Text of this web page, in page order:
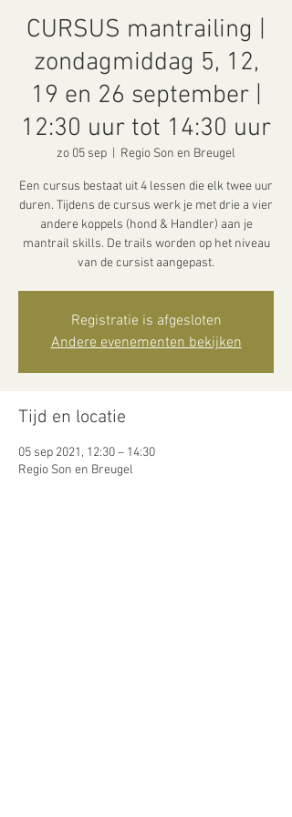
CURSUS mantrailing |
zondagmiddag 5, 12,
19 en 26 september |
12:30 uur tot 14:30 uur
zo 05 sep Regio Son en Breugel
Een cursus bestaat uit 4 lessen die elk twee uur
duren. Tijdens de cursus werk je met drie a vier
andere koppels (hond & Handler) aan je
mantrail skills. De trails worden op het niveau
van de cursist aangepast.
Registratie is afgesloten
Andere evenementen bekijken
Tijd en locatie
05 sep 2021, 12:30 – 14:30
Regio Son en Breugel